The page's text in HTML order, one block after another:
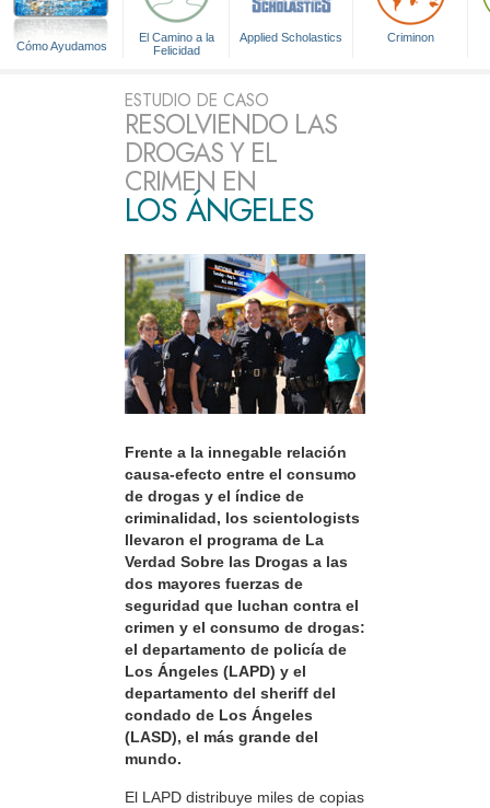
Cómo Ayudamos
El Camino a la
Felicidad
Applied Scholastics Criminon
ESTUDIO DE CASO
RESOLVIENDO LAS
DROGAS Y EL
CRIMEN EN
LOS ÁNGELES
Frente a la innegable relación
causa-efecto entre el consumo
de drogas y el índice de
criminalidad, los scientologists
llevaron el programa de La
Verdad Sobre las Drogas a las
dos mayores fuerzas de
seguridad que luchan contra el
crimen y el consumo de drogas:
el departamento de policía de
Los Ángeles (LAPD) y el
departamento del sheriff del
condado de Los Ángeles
(LASD), el más grande del
mundo.
El LAPD distribuye miles de copias